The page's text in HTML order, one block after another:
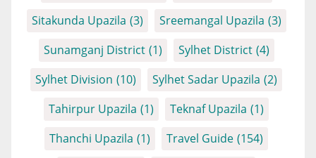
Sitakunda Upazila (3) Sreemangal Upazila (3)
Sunamganj District (1) Sylhet District (4)
Sylhet Division (10) Sylhet Sadar Upazila (2)
Tahirpur Upazila (1) Teknaf Upazila (1)
Thanchi Upazila (1) Travel Guide (154)